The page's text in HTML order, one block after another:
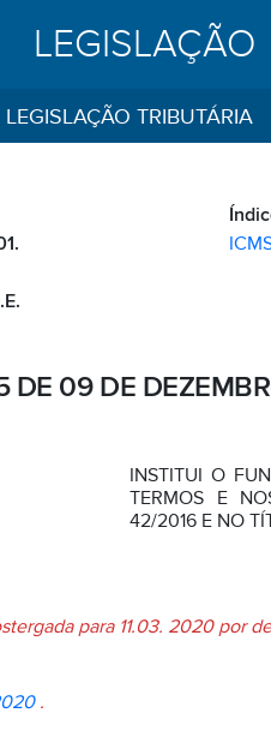
LEGISLAÇÃO
LEGISLAÇÃO TRIBUTÁRIA
DE 09 DE
INSTITUI O
TERMOS E
42/2016 E NO
para 11.03. 2020 por
.